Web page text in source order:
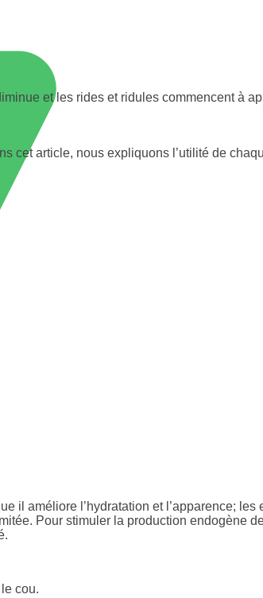
et les rides et ridules commencent
article, nous expliquons l’utilité de
il améliore l’hydratation et l’apparence;
Pour stimuler la production
cou.